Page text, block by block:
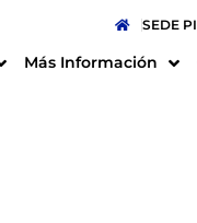
SEDE
Más Información